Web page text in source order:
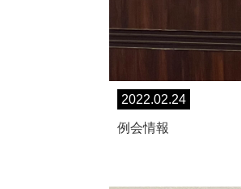
2022.02.24
例会情報